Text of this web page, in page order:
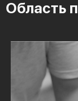
Область